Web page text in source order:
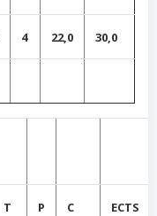
4 22,0 30,0
T P C ECTS